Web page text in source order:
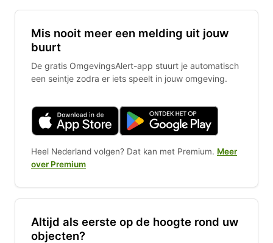
Mis nooit meer een melding uit jouw
buurt
De gratis OmgevingsAlert-app stuurt je automatisch
een seintje zodra er iets speelt in jouw omgeving.
Heel Nederland volgen? Dat kan met Premium. Meer
over Premium
Altijd als eerste op de hoogte rond uw
objecten?